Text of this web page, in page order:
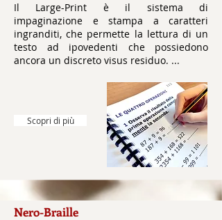
Il Large-Print è il sistema di
impaginazione e stampa a caratteri
ingranditi, che permette la lettura di un
testo ad ipovedenti che possiedono
ancora un discreto visus residuo. ...
Scopri di più
Nero-Braille